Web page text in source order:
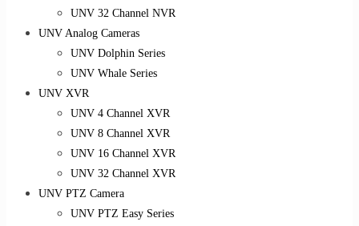
UNV 32 Channel NVR
UNV Analog Cameras
UNV Dolphin Series
UNV Whale Series
UNV XVR
UNV 4 Channel XVR
UNV 8 Channel XVR
UNV 16 Channel XVR
UNV 32 Channel XVR
UNV PTZ Camera
UNV PTZ Easy Series